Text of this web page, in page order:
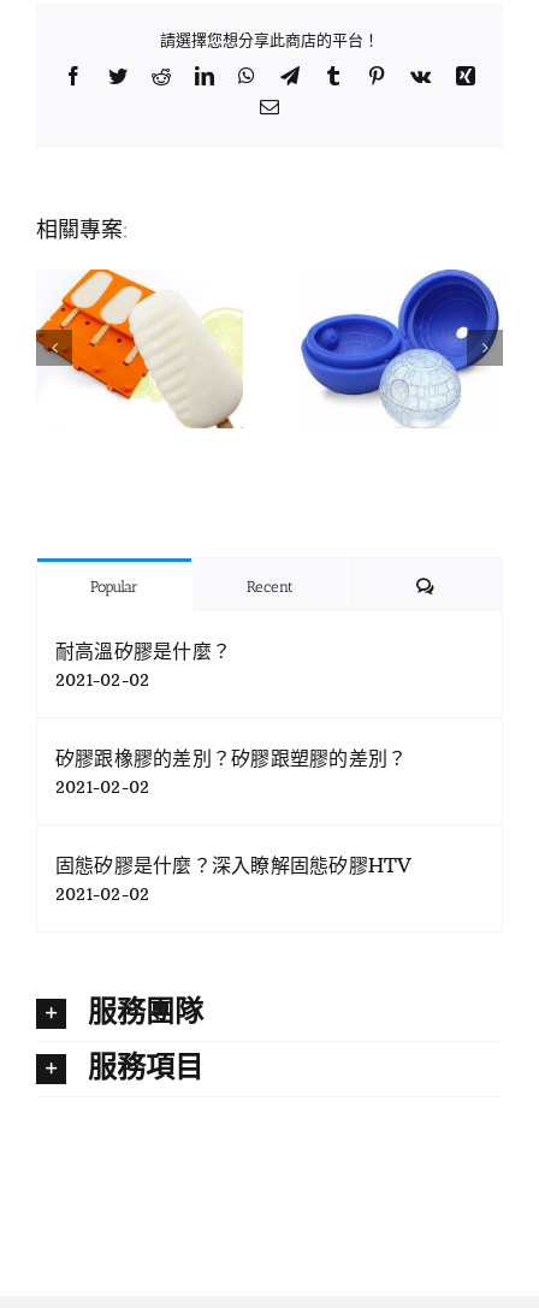
請選擇您想分享此商店的平台！
Facebook
TwitterRedditLinkedInWhatsApp
TelegramTumblr Pinterest
Vk
Xing
Email:
相關專案:
Popular Recent Comments
耐高溫矽膠是什麼？
2021-02-02
矽膠跟橡膠的差別？矽膠跟塑膠的差別？
2021-02-02
固態矽膠是什麼？深入瞭解固態矽膠HTV
2021-02-02
服務團隊
服務項目